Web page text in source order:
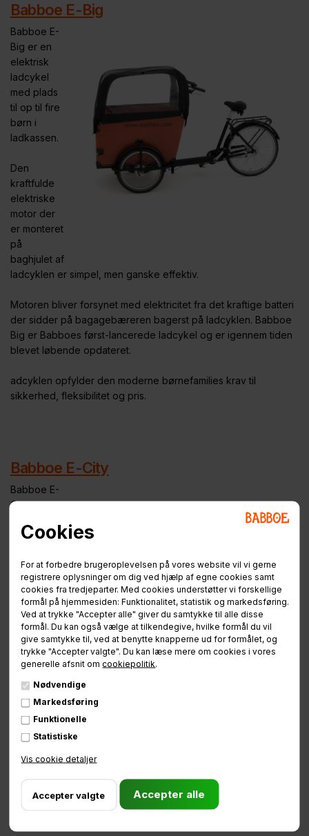
Cookies
For at forbedre brugeroplevelsen på vores website vil vi gerne
registrere oplysninger om dig ved hjælp af egne cookies samt
cookies fra tredjeparter. Med cookies understøtter vi forskellige
formål på hjemmesiden: Funktionalitet, statistik og markedsføring.
Ved at trykke "Accepter alle" giver du samtykke til alle disse
formål. Du kan også vælge at tilkendegive, hvilke formål du vil
give samtykke til, ved at benytte knapperne ud for formålet, og
trykke "Accepter valgte". Du kan læse mere om cookies i vores
generelle afsnit omcookiepolitik.
Nødvendige
Markedsføring
Funktionelle
Statistiske
Vis cookie detaljer
Babboe E-Big
Babboe E-
Big er en
elektrisk
ladcykel
med plads
til op til fire
børn i
ladkassen.
Den
kraftfulde
elektriske
motor der
er monteret
på
baghjulet af
ladcyklen er simpel, men ganske effektiv.
Motoren bliver forsynet med elektricitet fra det kraftige batteri
der sidder på bagagebæreren bagerst på ladcyklen. Babboe
Big er Babboes først-lancerede ladcykel og er igennem tiden
blevet løbende opdateret.
adcyklen opfylder den moderne børnefamilies krav til
sikkerhed, fleksibilitet og pris.
Babboe E-City
Babboe E-
City er vores
hjulet el-
Kombinationen af det strømlinet design, den lette struktur og
de 2 hjul, gør ladcyklen til den næsthurtigste i vores sortiment.
E-City er monteret med en kraftig GWA el-motor og tilhørende
nok til at komme hurtigt og nemt afsted.